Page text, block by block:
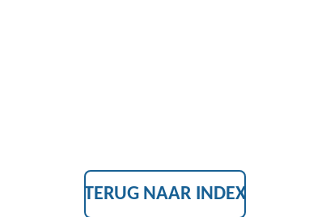
TERUG NAAR INDEX